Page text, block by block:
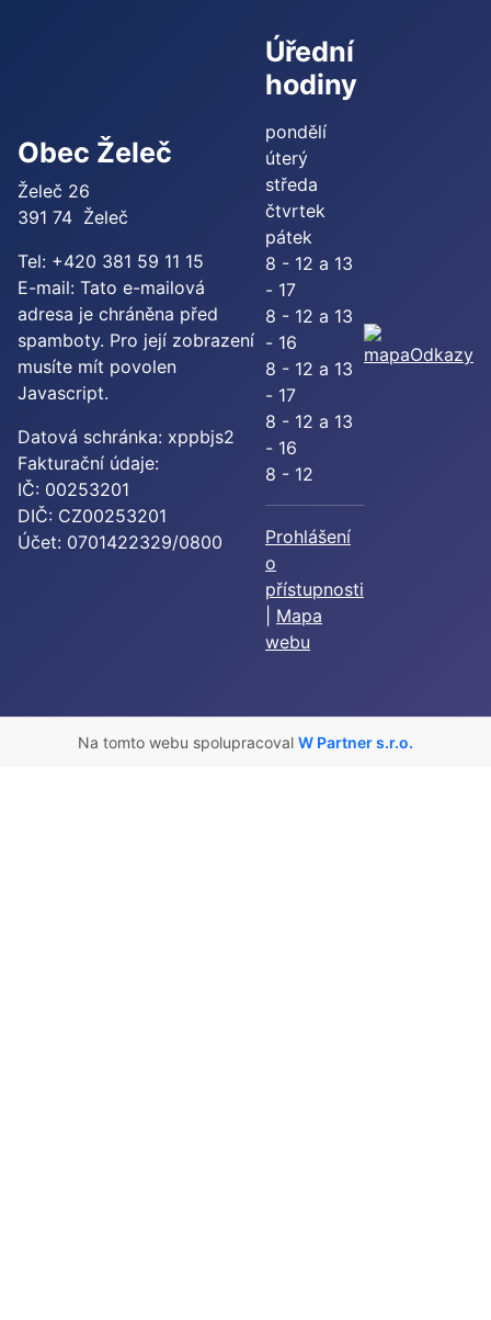
Obec Želeč
Želeč 26
391 74 Želeč
Tel: +420 381 59 11 15
E-mail: Tato e-mailová
adresa je chráněna před
spamboty. Pro její zobrazení
musíte mít povolen
Javascript.
Datová schránka: xppbjs2
Fakturační údaje:
IČ: 00253201
DIČ: CZ00253201
Účet: 0701422329/0800
Úřední
hodiny
pondělí
úterý
středa
čtvrtek
pátek
8 - 12 a 13
- 17
8 - 12 a 13
- 16
8 - 12 a 13
- 17
8 - 12 a 13
- 16
8 - 12
Prohlášení
o
přístupnosti
Mapa
webu
Odkazy
Na tomto webu spolupracoval W Partner s.r.o.